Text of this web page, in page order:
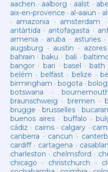
aachen · aalborg · aalst ·
aix-en-provence · al-aaiun ·
· amazonia · amsterdam ·
antàrtida · antofagasta ·
armenia · aruba · asturies·
augsburg · austin · azores
bahrain ·baku · bali ·
bangor· bari ·basel ·bath
belém · belfast· belize ·
birmingham · bogota ·
botswana ·
braunschweig · bremen ·
brugge · brusselles·
buenos aires· buffalo ·
cádiz · cairns· calgary ·
canberra · cancun ·
cardiff· cartagena ·
charleston · chelmsford ·
chicago · christchurch ·